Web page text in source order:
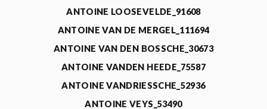
ANTOINE LOOSEVELDE_91608
ANTOINE VAN DE MERGEL_111694
ANTOINE VAN DEN BOSSCHE_30673
ANTOINE VANDEN HEEDE_75587
ANTOINE VANDRIESSCHE_52936
ANTOINE VEYS_53490